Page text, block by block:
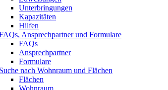
Unterbringungen
Kapazitäten
Hilfen
Ansprechpartner und Formulare
FAQs
Ansprechpartner
Formulare
Suche nach Wohnraum und Flächen
Flächen
Wohnraum